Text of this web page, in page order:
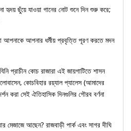
হৃদয় ছুঁয়ে যাওয়া গানের নোট শুনে দিন শুরু করে;
আপনাকে আপনার ধর্মীয় প্রবৃত্তি পূরণ করতে মদন
প্রাচীন কোচ রাজারা এই জায়গাটিতে শাসন
কোচবিহার রয়্যাল প্যালেস (আমাদের
করা সেই ঐতিহাসিক দিনগুলির গৌরব বর্ণনা
আছেন? রাজবাড়ী পার্ক এবং সাগর দীঘি